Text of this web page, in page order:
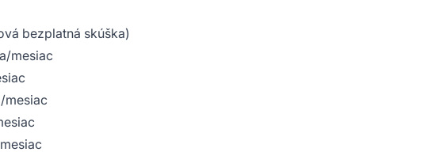
bezplatná skúška)
mesiac
mesiac